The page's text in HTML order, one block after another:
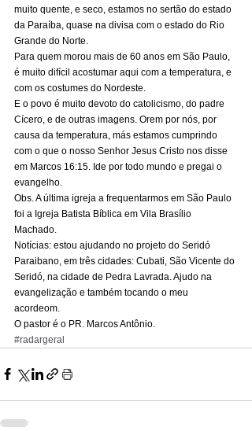
muito quente, e seco, estamos no sertão do estado
da Paraíba, quase na divisa com o estado do Rio
Grande do Norte.
Para quem morou mais de 60 anos em São Paulo,
é muito difícil acostumar aqui com a temperatura, e
com os costumes do Nordeste.
E o povo é muito devoto do catolicismo, do padre
Cícero, e de outras imagens. Orem por nós, por
causa da temperatura, más estamos cumprindo
com o que o nosso Senhor Jesus Cristo nos disse
em Marcos 16:15. Ide por todo mundo e pregai o
evangelho.
Obs. A última igreja a frequentarmos em São Paulo
foi a Igreja Batista Bíblica em Vila Brasílio
Machado.
Notícias: estou ajudando no projeto do Seridó
Paraibano, em três cidades: Cubati, São Vicente do
Seridó, na cidade de Pedra Lavrada. Ajudo na
evangelização e também tocando o meu
acordeom.
O pastor é o PR. Marcos Antônio.
#radargeral